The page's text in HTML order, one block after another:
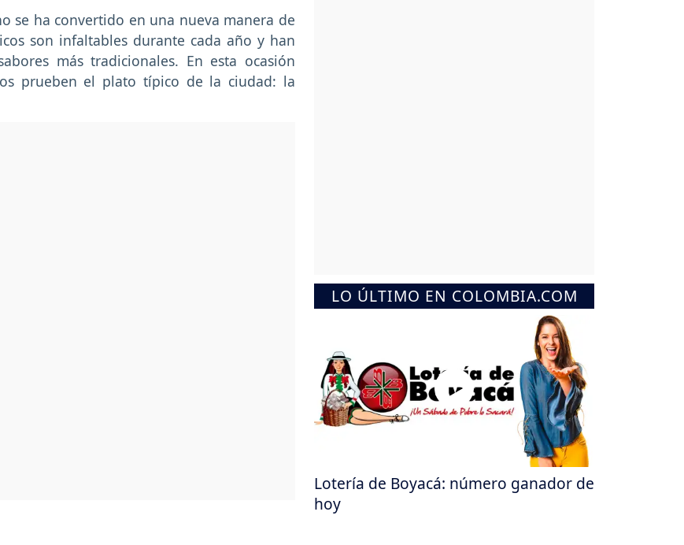
se ha convertido en una nueva manera de
son infaltables durante cada año y han
más tradicionales. En esta ocasión
prueben el plato típico de la ciudad: la
LO ÚLTIMO EN COLOMBIA.COM
Lotería de Boyacá: número ganador de
hoy